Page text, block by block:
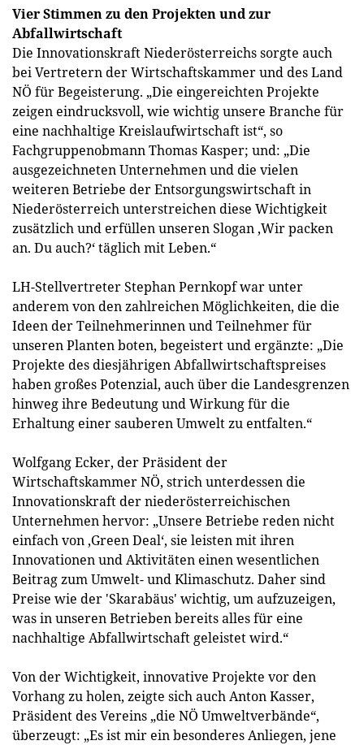
Vier Stimmen zu den Projekten und zur
Abfallwirtschaft
Die Innovationskraft Niederösterreichs sorgte auch
bei Vertretern der Wirtschaftskammer und des Land
NÖ für Begeisterung. „Die eingereichten Projekte
zeigen eindrucksvoll, wie wichtig unsere Branche für
eine nachhaltige Kreislaufwirtschaft ist“, so
Fachgruppenobmann Thomas Kasper; und: „Die
ausgezeichneten Unternehmen und die vielen
weiteren Betriebe der Entsorgungswirtschaft in
Niederösterreich unterstreichen diese Wichtigkeit
zusätzlich und erfüllen unseren Slogan ‚Wir packen
an. Du auch?‘ täglich mit Leben.“
LH-Stellvertreter Stephan Pernkopf war unter
anderem von den zahlreichen Möglichkeiten, die die
Ideen der Teilnehmerinnen und Teilnehmer für
unseren Planten boten, begeistert und ergänzte: „Die
Projekte des diesjährigen Abfallwirtschaftspreises
haben großes Potenzial, auch über die Landesgrenzen
hinweg ihre Bedeutung und Wirkung für die
Erhaltung einer sauberen Umwelt zu entfalten.“
Wolfgang Ecker, der Präsident der
Wirtschaftskammer NÖ, strich unterdessen die
Innovationskraft der niederösterreichischen
Unternehmen hervor: „Unsere Betriebe reden nicht
einfach von ‚Green Deal‘, sie leisten mit ihren
Innovationen und Aktivitäten einen wesentlichen
Beitrag zum Umwelt- und Klimaschutz. Daher sind
Preise wie der 'Skarabäus' wichtig, um aufzuzeigen,
was in unseren Betrieben bereits alles für eine
nachhaltige Abfallwirtschaft geleistet wird.“
Von der Wichtigkeit, innovative Projekte vor den
Vorhang zu holen, zeigte sich auch Anton Kasser,
Präsident des Vereins „die NÖ Umweltverbände“,
überzeugt: „Es ist mir ein besonderes Anliegen, jene